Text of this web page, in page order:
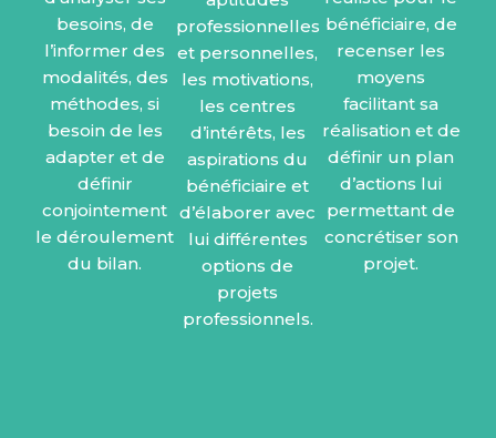
besoins, de
l’informer des
modalités, des
méthodes, si
besoin de les
adapter et de
définir
conjointement
le déroulement
du bilan.
professionnelles
et personnelles,
les motivations,
les centres
d’intérêts, les
aspirations du
bénéficiaire et
d’élaborer avec
lui différentes
options de
projets
professionnels.
bénéficiaire, de
recenser les
moyens
facilitant sa
réalisation et de
définir un plan
d’actions lui
permettant de
concrétiser son
projet.